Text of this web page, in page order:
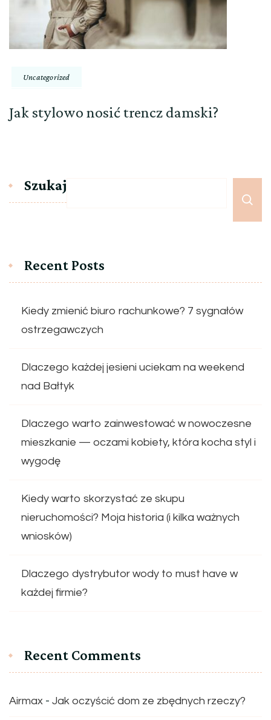
Uncategorized
Jak stylowo nosić trencz damski?
Szukaj
Recent Posts
Kiedy zmienić biuro rachunkowe? 7 sygnałów
ostrzegawczych
Dlaczego każdej jesieni uciekam na weekend
nad Bałtyk
Dlaczego warto zainwestować w nowoczesne
mieszkanie — oczami kobiety, która kocha styl i
wygodę
Kiedy warto skorzystać ze skupu
nieruchomości? Moja historia (i kilka ważnych
wniosków)
Dlaczego dystrybutor wody to must have w
każdej firmie?
Recent Comments
Airmax - Jak oczyścić dom ze zbędnych rzeczy?